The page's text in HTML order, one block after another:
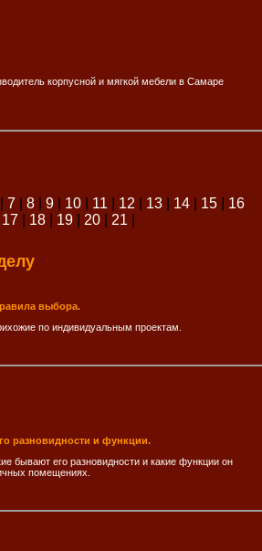
корпусной и мягкой мебели в Самаре
7 8| 9| 10| 11| 12| 13| 14| 15| 16
17 18| 19| 20| 21|
выбора.
по индивидуальным проектам.
разновидности и функции.
бывают его разновидности и какие функции он
помещениях.